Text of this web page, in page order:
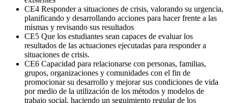
CE4 Responder a situaciones de crisis, valorando su urgencia,
planificando y desarrollando acciones para hacer frente a las
mismas y revisando sus resultados
CE5 Que los estudiantes sean capaces de evaluar los
resultados de las actuaciones ejecutadas para responder a
situaciones de crisis.
CE6 Capacidad para relacionarse con personas, familias,
grupos, organizaciones y comunidades con el fin de
promocionar su desarrollo y mejorar sus condiciones de vida
por medio de la utilización de los métodos y modelos de
trabajo social, haciendo un seguimiento regular de los